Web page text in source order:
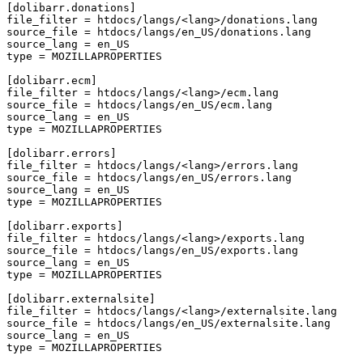
[dolibarr.donations]
file_filter =
htdocs/langs/<lang>/donations.lang
source_file =
htdocs/langs/en_US/donations.lang
source_lang = en_US
type = MOZILLAPROPERTIES
[dolibarr.ecm]
file_filter =
htdocs/langs/<lang>/ecm.lang
source_file =
htdocs/langs/en_US/ecm.lang
source_lang = en_US
type = MOZILLAPROPERTIES
[dolibarr.errors]
file_filter =
htdocs/langs/<lang>/errors.lang
source_file =
htdocs/langs/en_US/errors.lang
source_lang = en_US
type = MOZILLAPROPERTIES
[dolibarr.exports]
file_filter =
htdocs/langs/<lang>/exports.lang
source_file =
htdocs/langs/en_US/exports.lang
source_lang = en_US
type = MOZILLAPROPERTIES
[dolibarr.externalsite]
file_filter =
htdocs/langs/<lang>/externalsite.lang
source_file =
htdocs/langs/en_US/externalsite.lang
source_lang = en_US
type = MOZILLAPROPERTIES